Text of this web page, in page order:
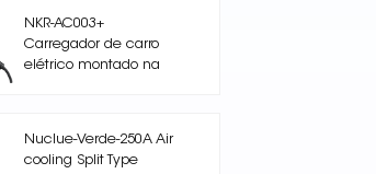
NKR-AC003+
Carregador de carro
elétrico montado na
Nuclue-Verde-250A Air
cooling Split Type